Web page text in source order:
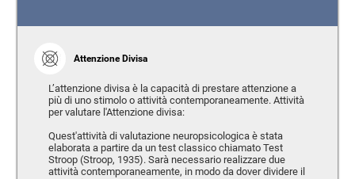
Attenzione Divisa
L’attenzione divisa è la capacità di prestare attenzione a
più di uno stimolo o attività contemporaneamente. Attività
per valutare l'Attenzione divisa:
Quest'attività di valutazione neuropsicologica è stata
elaborata a partire da un test classico chiamato Test
Stroop (Stroop, 1935). Sarà necessario realizzare due
attività contemporaneamente, in modo da dover dividere il